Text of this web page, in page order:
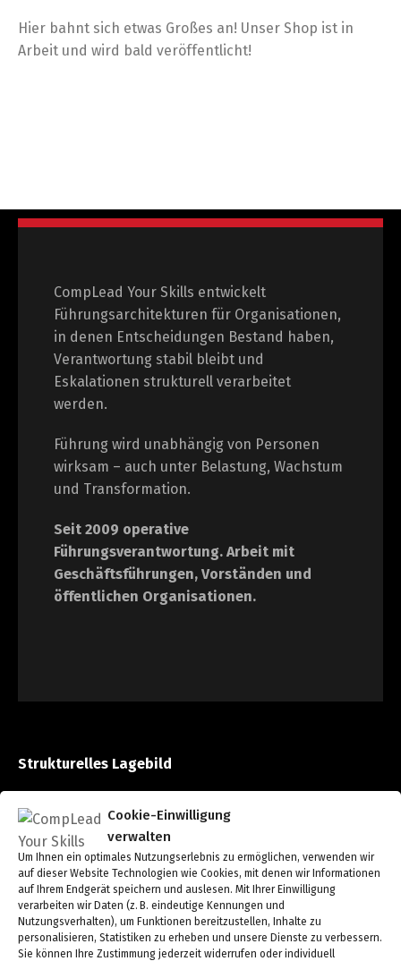
Cookie-Einwilligung
verwalten
Um Ihnen ein optimales Nutzungserlebnis zu ermöglichen, verwenden wir
auf dieser Website Technologien wie Cookies, mit denen wir Informationen
auf Ihrem Endgerät speichern und auslesen. Mit Ihrer Einwilligung
verarbeiten wir Daten (z. B. eindeutige Kennungen und
Nutzungsverhalten), um Funktionen bereitzustellen, Inhalte zu
personalisieren, Statistiken zu erheben und unsere Dienste zu verbessern.
Sie können Ihre Zustimmung jederzeit widerrufen oder individuell
Hier bahnt sich etwas Großes an! Unser Shop ist in
Arbeit und wird bald veröffentlicht!
CompLead Your Skills entwickelt
Führungsarchitekturen für Organisationen,
in denen Entscheidungen Bestand haben,
Verantwortung stabil bleibt und
Eskalationen strukturell verarbeitet
werden.
Führung wird unabhängig von Personen
wirksam – auch unter Belastung, Wachstum
und Transformation.
Seit 2009 operative
Führungsverantwortung. Arbeit mit
Geschäftsführungen, Vorständen und
öffentlichen Organisationen.
Strukturelles Lagebild
Strukturelle Steuerbarkeit prüfen.
15 Minuten.
Einordnung in 4 Steuerungsgrade.
Diagnose vor Intervention
Lagebild starten